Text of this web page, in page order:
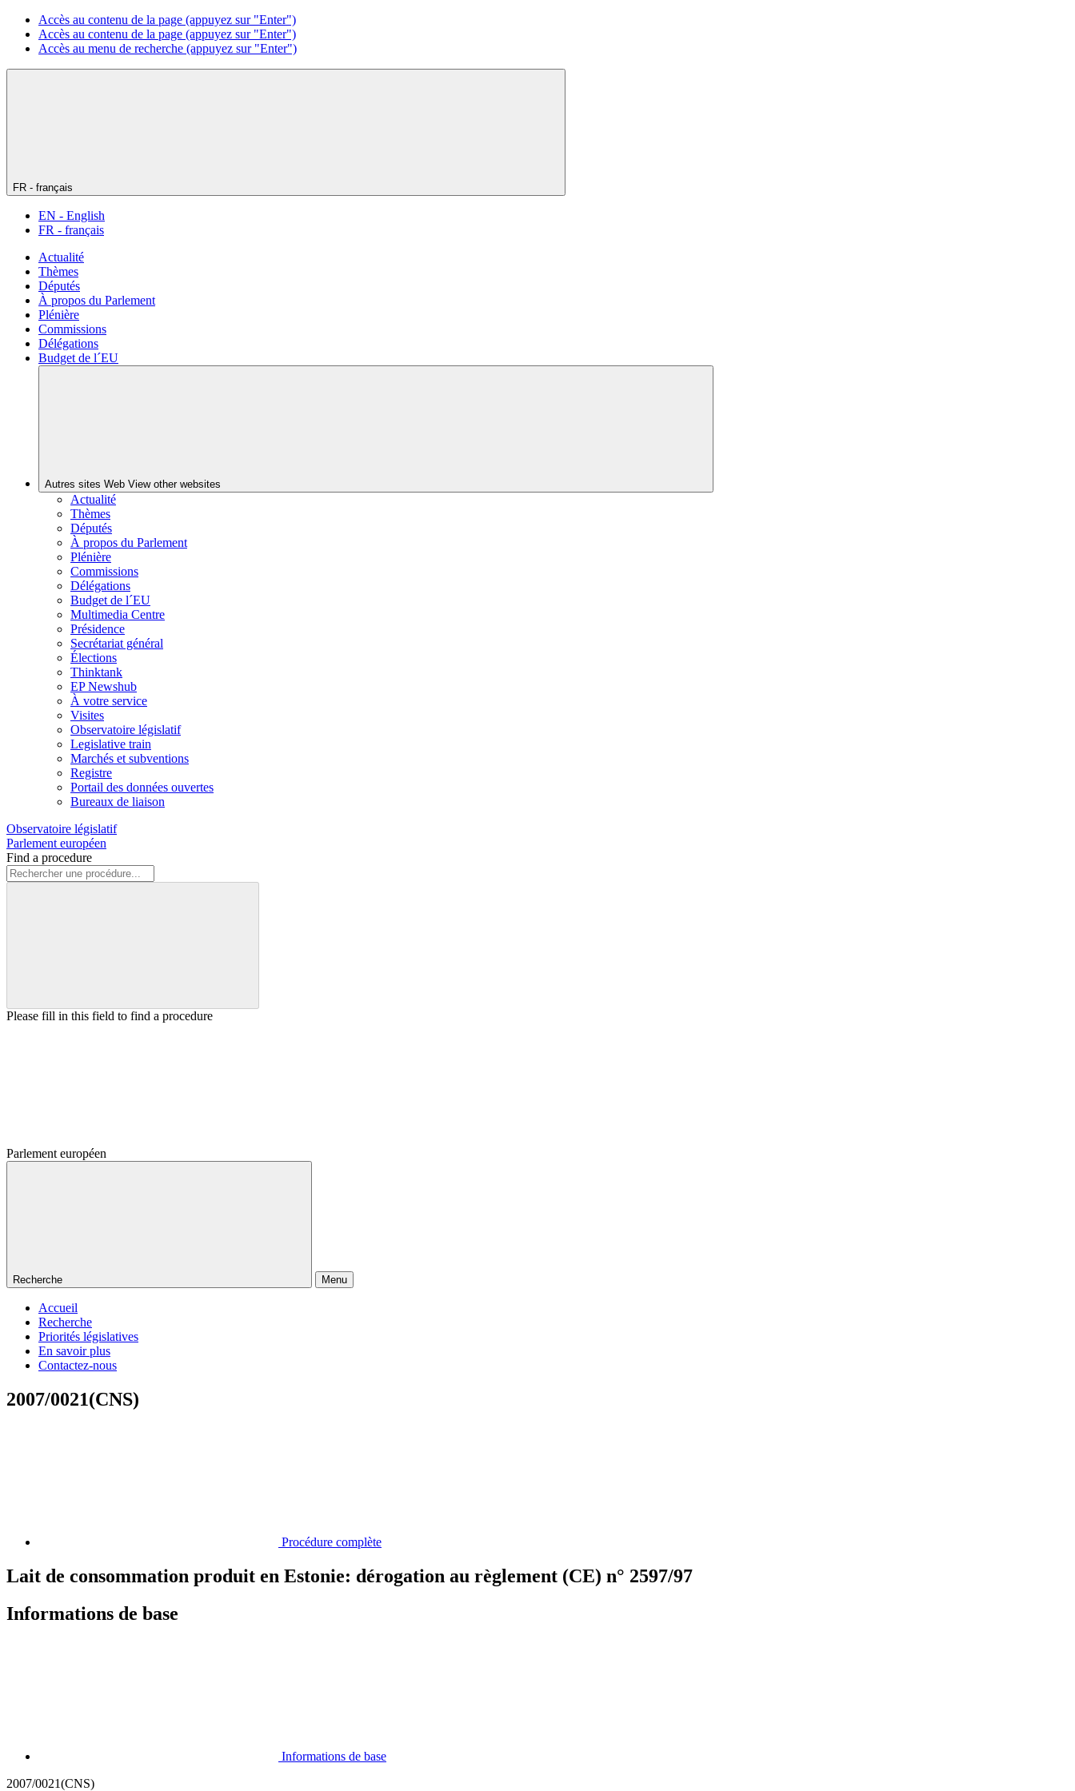
Accès au contenu de la page (appuyez sur "Enter")
Accès au contenu de la page (appuyez sur "Enter")
Accès au menu de recherche (appuyez sur "Enter")
FR - français
EN - English
FR - français
Actualité
Thèmes
Députés
À propos du Parlement
Plénière
Commissions
Délégations
Budget de l´EU
Autres sites Web View other websites
Actualité
Thèmes
Députés
À propos du Parlement
Plénière
Commissions
Délégations
Budget de l´EU
Multimedia Centre
Présidence
Secrétariat général
Élections
Thinktank
EP Newshub
À votre service
Visites
Observatoire législatif
Legislative train
Marchés et subventions
Registre
Portail des données ouvertes
Bureaux de liaison
Observatoire législatif
Parlement européen
Find a procedure
Please fill in this field to find a procedure
Parlement européen
Recherche Menu
Accueil
Recherche
Priorités législatives
En savoir plus
Contactez-nous
2007/0021(CNS)
Procédure complète
Lait de consommation produit en Estonie: dérogation au règlement (CE) n° 2597/97
Informations de base
Informations de base
2007/0021(CNS)